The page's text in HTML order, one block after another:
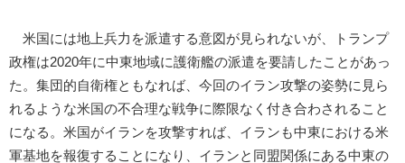
米国には地上兵力を派遣する意図が見られないが、トランプ
政権は2020年に中東地域に護衛艦の派遣を要請したことがあっ
た。集団的自衛権ともなれば、今回のイラン攻撃の姿勢に見ら
れるような米国の不合理な戦争に際限なく付き合わされること
になる。米国がイランを攻撃すれば、イランも中東における米
軍基地を報復することになり、イランと同盟関係にある中東の